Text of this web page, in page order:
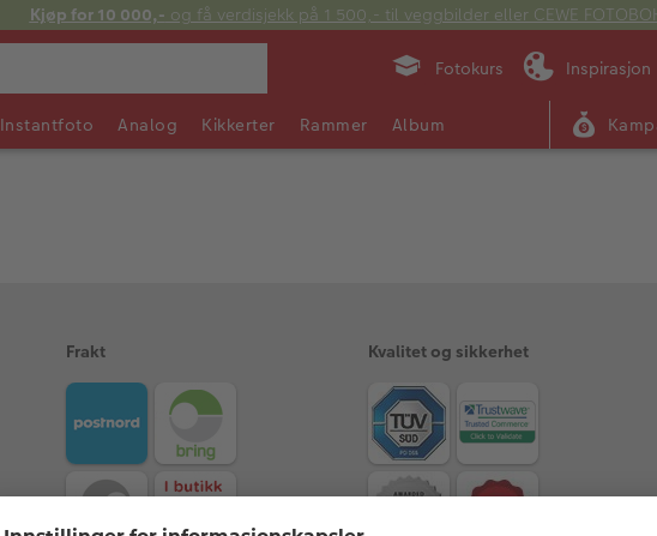
Kjøp for 10 000,- og få verdisjekk på 1 500,- til veggbilder eller CEWE
Fotokurs Inspirasjon
Instantfoto Analog Kikkerter Rammer Album
Frakt Kvalitet og sikkerhet